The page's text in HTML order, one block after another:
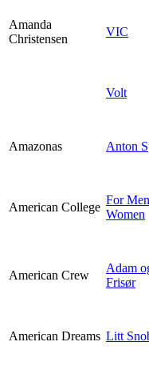
Amanda
Christensen
VIC
Volt
Amazonas Anton
American College
For
Women
American Crew
Adam
Frisør
American Dreams Litt